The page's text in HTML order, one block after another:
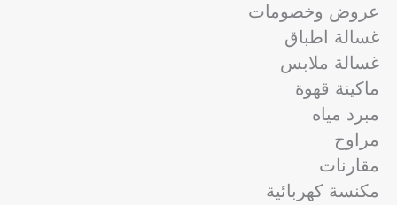
عروض وخصومات
غسالة اطباق
غسالة ملابس
ماكينة قهوة
مبرد مياه
مراوح
مقارنات
مكنسة كهربائية